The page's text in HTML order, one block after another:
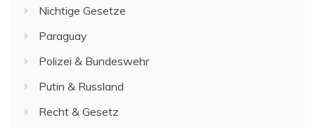
Nichtige Gesetze
Paraguay
Polizei & Bundeswehr
Putin & Russland
Recht & Gesetz